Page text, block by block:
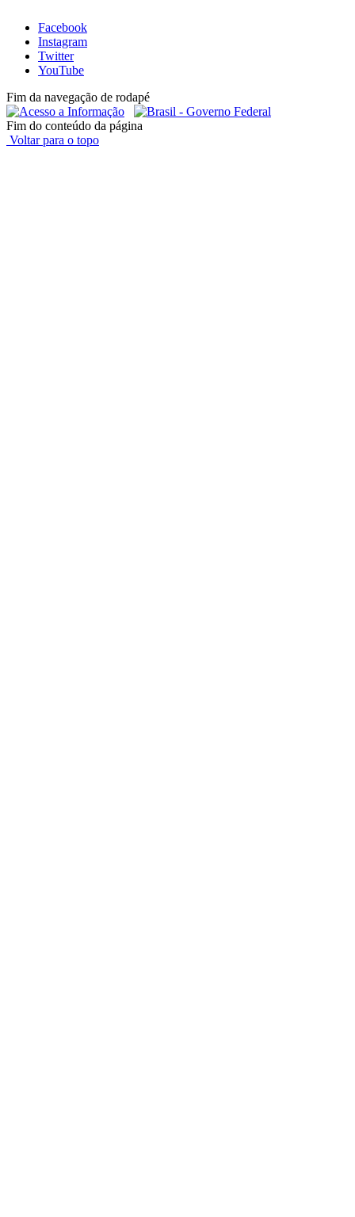
Facebook
Instagram
Twitter
YouTube
Fim da navegação de rodapé
Fim do conteúdo da página
Voltar para o topo